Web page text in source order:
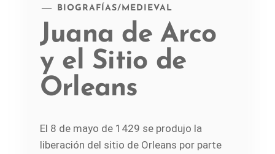
BIOGRAFÍAS/ MEDIEVAL
Juana de Arco
y el Sitio de
Orleans
El 8 de mayo de 1429 se produjo la
liberación del sitio de Orleans por parte